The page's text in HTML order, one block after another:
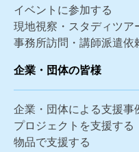
イベントに参加する
現地視察・スタディツア
事務所訪問・講師派遣依
企業・団体の皆様
企業・団体による支援事
プロジェクトを支援する
物品で支援する